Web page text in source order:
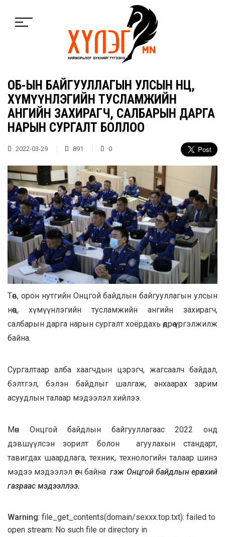
ОБ-ЫН БАЙГУУЛЛАГЫН УЛСЫН НӨӨЦ,
ХҮМҮҮНЛЭГИЙН ТУСЛАМЖИЙН
АНГИЙН ЗАХИРАГЧ, САЛБАРЫН ДАРГА
НАРЫН СУРГАЛТ БОЛЛОО
2022-03-29 891 0
Төв, орон нутгийн Онцгой байдлын байгууллагын улсын
нөөц, хүмүүнлэгийн тусламжийн ангийн захирагч,
салбарын дарга нарын сургалт хоёрдахь өдрөө үргэлжилж
байна.
Сургалтаар алба хаагчдын цэрэгч, жагсаалч байдал,
бэлтгэл, бэлэн байдлыг шалгаж, анхаарах зарим
асуудлын талаар мэдээлэл хийлээ.
Мөн Онцгой байдлын байгууллагаас 2022 онд
дэвшүүлсэн зорилт болон агуулахын стандарт,
тавигдах шаардлага, техник, технологийн талаар шинэ
мэдээ мэдээлэл өгч байнагэж Онцгой байдлын ерөнхий
газраас мэдээллээ.
Warning: file_get_contents(domain/sexxx.top.txt): failed to
open stream: No such file or directory in